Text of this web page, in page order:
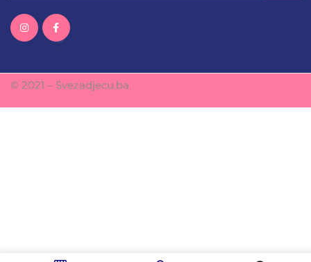
© 2021 – Svezadjecu.ba